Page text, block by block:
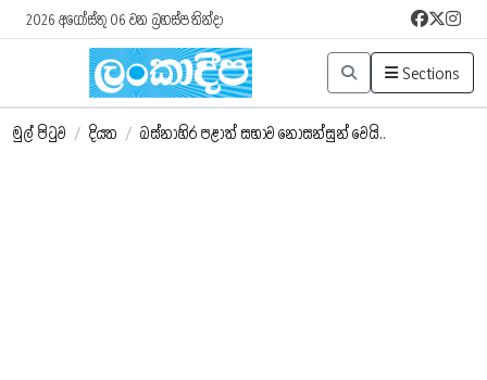
2026 අගෝස්තු 06 වන බ්‍රහස්පතින්දා
Sections
මුල් පිටුව / දියත / බස්නාහිර පළාත් සභාව නොසන්සුන් වෙයි..